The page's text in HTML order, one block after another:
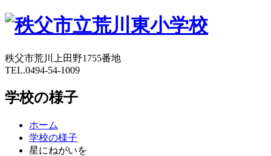
秩父市荒川上田野1755番地
TEL.0494-54-1009
学校の様子
ホーム
学校の様子
星にねがいを